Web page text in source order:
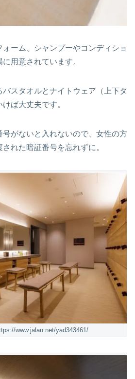
ーム、シャンプーやコンディショ
用意されています。
スタオルとナイトウェア（上下タ
ば大丈夫です。
号がないと入れないので、女性の方
れた暗証番号を忘れずに。
www.jalan.net/yad343461/